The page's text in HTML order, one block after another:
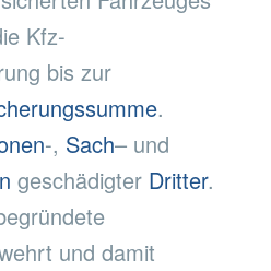
Kfz-
bis zur
.
-, Sach– und
geschädigter Dritter.
und damit